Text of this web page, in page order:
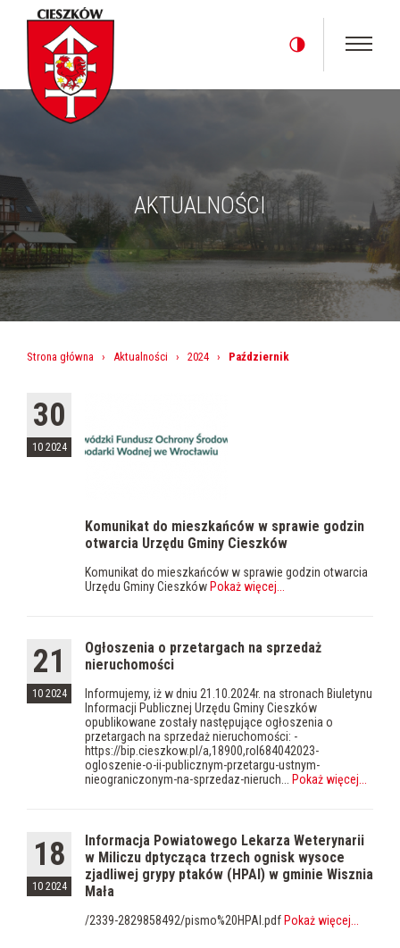
AKTUALNOŚCI
Strona główna › Aktualności › 2024 › Październik
30
10 2024
Komunikat do mieszkańców w sprawie godzin
otwarcia Urzędu Gminy Cieszków
Komunikat do mieszkańców w sprawie godzin otwarcia
Urzędu Gminy Cieszków Pokaż więcej
21
10 2024
Ogłoszenia o przetargach na sprzedaż
nieruchomości
Informujemy, iż w dniu 21.10.2024r. na stronach Biuletynu
Informacji Publicznej Urzędu Gminy Cieszków
opublikowane zostały następujące ogłoszenia o
przetargach na sprzedaż nieruchomości: -
https://bip.cieszkow.pl/a,18900,rol684042023-
ogloszenie-o-ii-publicznym-przetargu-ustnym-
nieograniczonym-na-sprzedaz-nieruch...
Pokaż więcej
18
10 2024
Informacja Powiatowego Lekarza Weterynarii
w Miliczu dptycząca trzech ognisk wysoce
zjadliwej grypy ptaków (HPAI) w gminie Wisznia
Mała
/2339-2829858492/pismo%20HPAI.pdf Pokaż więcej